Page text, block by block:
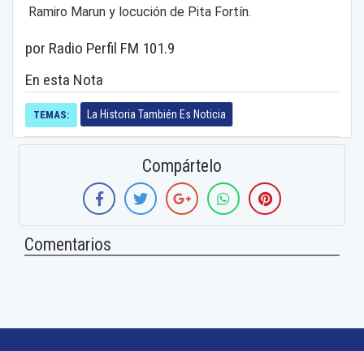
Ramiro Marun y locución de Pita Fortín.
por Radio Perfil FM 101.9
En esta Nota
TEMAS: La Historia También Es Noticia
Compártelo
Comentarios